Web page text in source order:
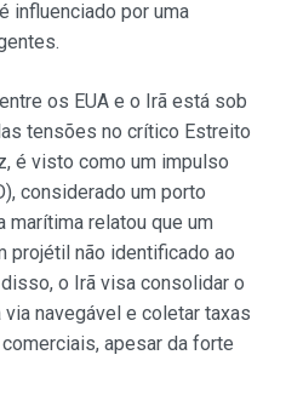
influenciado por uma
os EUA e o Irã está sob
tensões no crítico Estreito
é visto como um impulso
considerado um porto
marítima relatou que um
projétil não identificado ao
o Irã visa consolidar o
navegável e coletar taxas
apesar da forte